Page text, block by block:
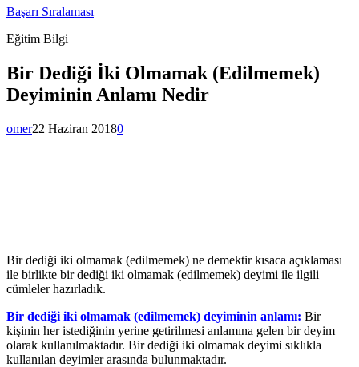
Başarı Sıralaması
Eğitim Bilgi
Bir Dediği İki Olmamak (Edilmemek)
Deyiminin Anlamı Nedir
omer22 Haziran 20180
Bir dediği iki olmamak (edilmemek) ne demektir kısaca açıklaması
ile birlikte bir dediği iki olmamak (edilmemek) deyimi ile ilgili
cümleler hazırladık.
Bir dediği iki olmamak (edilmemek) deyiminin anlamı: Bir
kişinin her istediğinin yerine getirilmesi anlamına gelen bir deyim
olarak kullanılmaktadır. Bir dediği iki olmamak deyimi sıklıkla
kullanılan deyimler arasında bulunmaktadır.